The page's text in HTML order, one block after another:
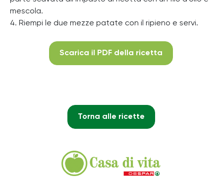
mescola.
4. Riempi le due mezze patate con il ripieno e servi.
Scarica il PDF della ricetta
Torna alle ricette